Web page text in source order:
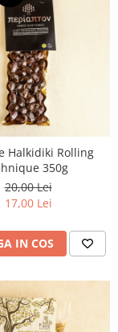
Halkidiki Rolling
350g
20,00 Lei
17,00 Lei
IN COS